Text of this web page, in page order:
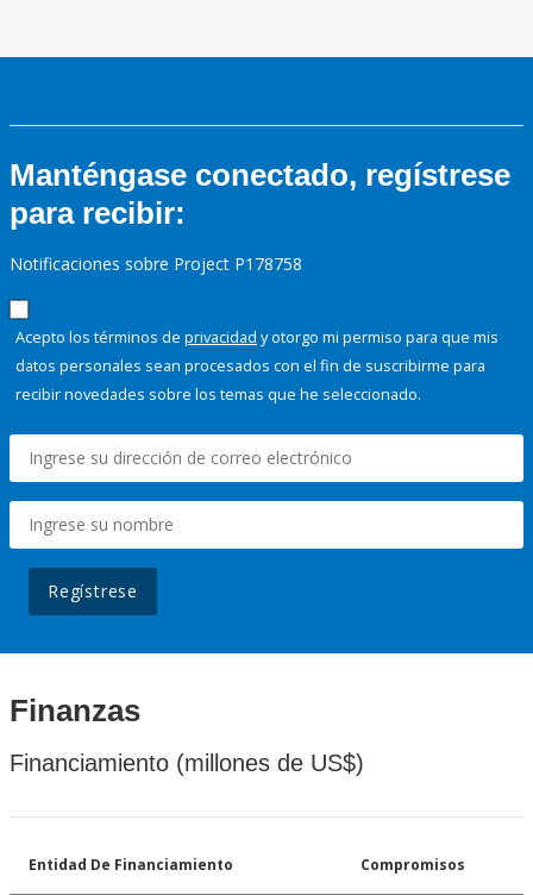
Manténgase conectado, regístrese
para recibir:
Notificaciones sobre Project P178758
Acepto los términos de privacidad y otorgo mi permiso para que mis
datos personales sean procesados con el fin de suscribirme para
recibir novedades sobre los temas que he seleccionado.
Regístrese
Finanzas
Financiamiento (millones de US$)
Entidad De Financiamiento Compromisos